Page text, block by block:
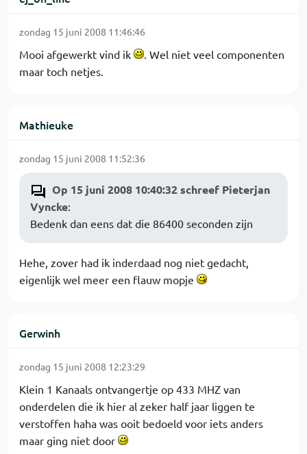
zondag 15 juni 2008 11:46:46
Mooi afgewerkt vind ik
. Wel niet veel componenten
maar toch netjes.
Mathieuke
zondag 15 juni 2008 11:52:36
Op 15 juni 2008 10:40:32 schreef Pieterjan
Vyncke:
Bedenk dan eens dat die 86400 seconden zijn
Hehe, zover had ik inderdaad nog niet gedacht,
eigenlijk wel meer een flauw mopje
Gerwinh
zondag 15 juni 2008 12:23:29
Klein 1 Kanaals ontvangertje op 433 MHZ van
onderdelen die ik hier al zeker half jaar liggen te
verstoffen haha was ooit bedoeld voor iets anders
maar ging niet door